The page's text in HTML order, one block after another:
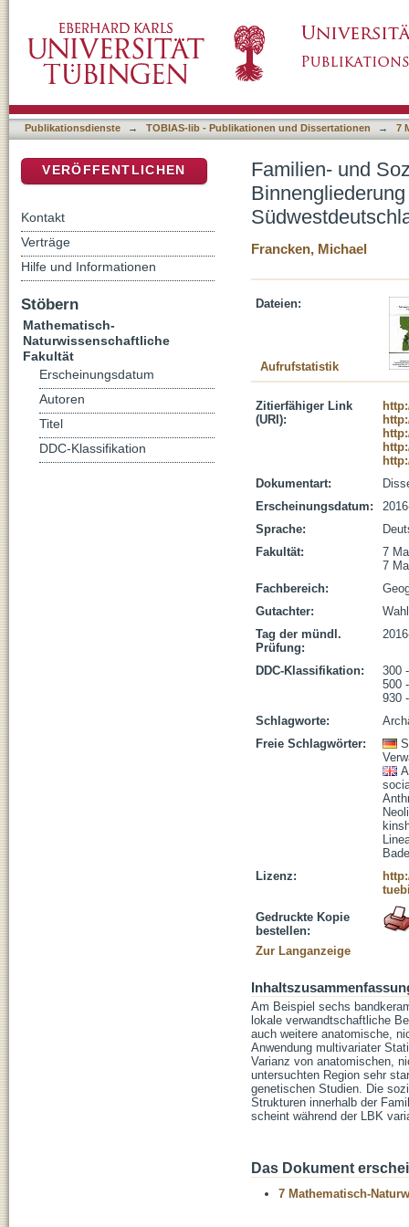
linearbandkeramischer Populationen in
Publikationsdienste → TOBIAS-lib - Publikationen und Dissertationen → 7
Familien- und
Francken, Michael
Dateien:
Aufrufstatistik
Zitierfähiger Link
(URI):
Dokumentart:
Erscheinungsdatum:
Sprache:
Fakultät:
7
7
Fachbereich:
Gutachter:
Tag der mündl.
Prüfung:
DDC-Klassifikation:
300
500
930
Schlagworte:
Freie Schlagwörter:
Lizenz:
Gedruckte Kopie
bestellen:
Zur Langanzeige
Am Beispiel sechs
lokale verwandtschaftliche
auch weitere anatomische,
Anwendung multivariater
Varianz von anatomischen,
untersuchten Region sehr
genetischen Studien. Die
Strukturen innerhalb der
scheint während der LBK
Das Dokument
7 Mathematisch-
VERÖFFENTLICHEN
Kontakt
Verträge
Hilfe und Informationen
Stöbern
Mathematisch-
Naturwissenschaftliche
Fakultät
Erscheinungsdatum
Autoren
Titel
DDC-Klassifikation